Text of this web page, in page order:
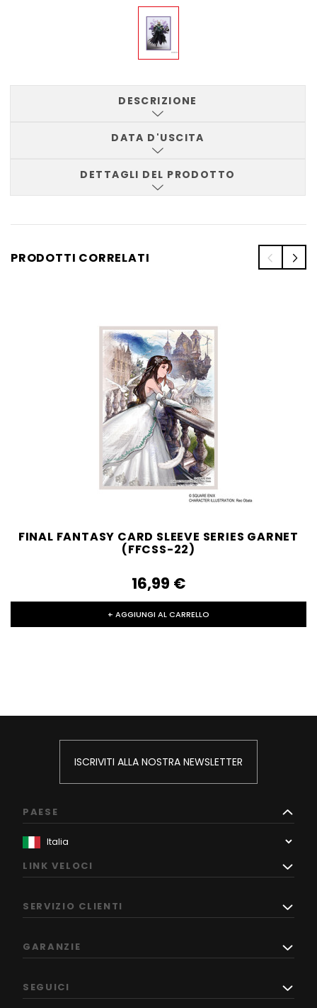
DESCRIZIONE
DATA D'USCITA
DETTAGLI DEL PRODOTTO
PRODOTTI CORRELATI
FINAL FANTASY CARD SLEEVE SERIES GARNET
(FFCSS-22)
16,99‎ ‎€
+ AGGIUNGI AL CARRELLO
ISCRIVITI ALLA NOSTRA NEWSLETTER
PAESE
LINK VELOCI
SERVIZIO CLIENTI
GARANZIE
SEGUICI